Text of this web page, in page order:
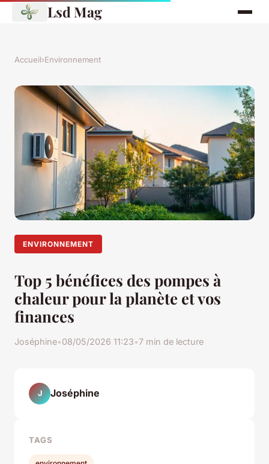
Lsd Mag
Accueil›Environnement
ENVIRONNEMENT
Top 5 bénéfices des pompes à
chaleur pour la planète et vos
finances
Joséphine•08/05/2026 11:23•7 min de lecture
J Joséphine
TAGS